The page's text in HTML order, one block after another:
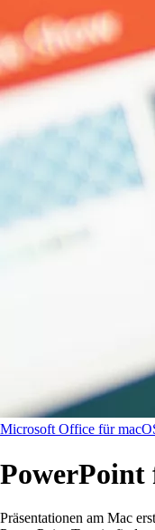
Microsoft Office für
PowerPoint
Präsentationen am Mac